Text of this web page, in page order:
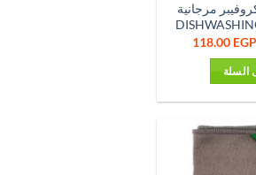
مرجانية
السعر
هو:
169.00
118.00 EGP
السلة